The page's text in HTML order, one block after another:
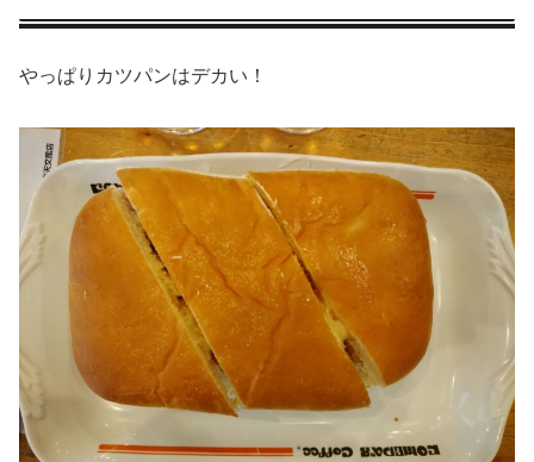
やっぱりカツパンはデカい！